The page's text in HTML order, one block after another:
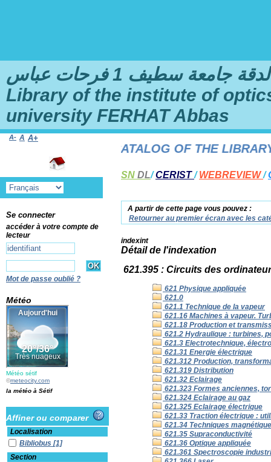
سطيف 1 فرحات عباس
Library of the institute of
university FERHAT Abbas
SN DL/CERIST/WEBREVIEW/
A partir de cette page vous pouvez :
Retourner au premier écran avec les
indexint
Détail de l'indexation
621.395 : Circuits des
621 Physique appliquée
621.0
621.1 Technique de la vapeur
621.16 Machines à vapeur.
621.18 Production et
621.2 Hydraulique : turbines,
621.3 Electrotechnique,
621.31 Energie électrique
621.312 Production,
621.319 Distribution
621.32 Eclairage
621.323 Formes anciennes,
621.324 Eclairage au gaz
621.325 Eclairage électrique
621.33 Traction électrique :
621.34 Techniques
621.35 Supraconductivité
621.36 Optique appliquée
621.361 Spectroscopie
THE ONLINE CATALOG OF THE LIBRARY
A- A A+
Se connecter
accéder à votre compte de
lecteur
Mot de passe oublié ?
Météo
Météo sétif
©meteocity.com
la météo à Sétif
Affiner ou comparer
Localisation
Bibliobus [1]
Section